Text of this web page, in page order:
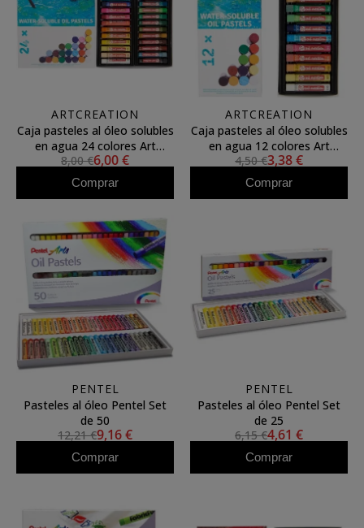
ARTCREATION
Caja pasteles al óleo solubles
en agua 24 colores Art
Creation
8,00 €6,00 €
Comprar
ARTCREATION
Caja pasteles al óleo solubles
en agua 12 colores Art
Creation
4,50 €3,38 €
Comprar
PENTEL
Pasteles al óleo Pentel Set
de 50
12,21 €9,16 €
Comprar
PENTEL
Pasteles al óleo Pentel Set
de 25
6,15 €4,61 €
Comprar